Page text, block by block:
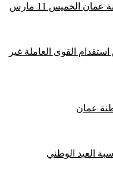
الخميس 11 مارس
القوى العاملة غير
عمان
العيد الوطني